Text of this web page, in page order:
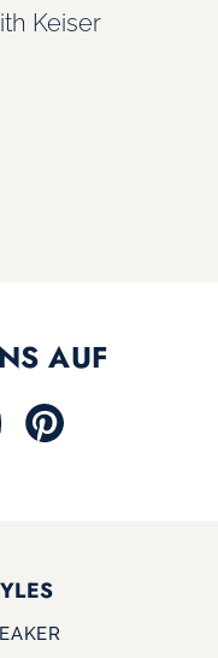
Keiser
AUF